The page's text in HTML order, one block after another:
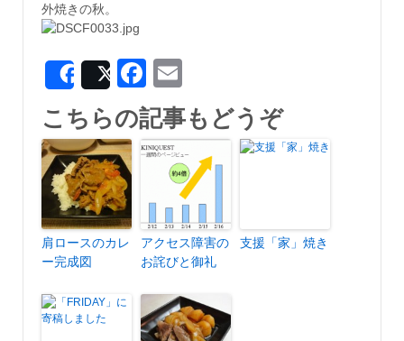
外焼きの秋。
SharePostFacebook
こちらの記事もどうぞ
肩ロースのカレ
ー完成図
アクセス障害の
お詫びと御礼
支援「家」焼き